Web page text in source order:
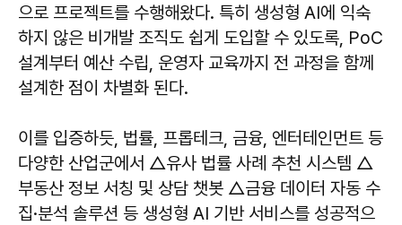
으로 프로젝트를 수행해왔다. 특히 생성형 AI에 익숙
하지 않은 비개발 조직도 쉽게 도입할 수 있도록, PoC
설계부터 예산 수립, 운영자 교육까지 전 과정을 함께
설계한 점이 차별화 된다.
이를 입증하듯, 법률, 프롭테크, 금융, 엔터테인먼트 등
다양한 산업군에서 △유사 법률 사례 추천 시스템 △
부동산 정보 서칭 및 상담 챗봇 △금융 데이터 자동 수
집·분석 솔루션 등 생성형 AI 기반 서비스를 성공적으